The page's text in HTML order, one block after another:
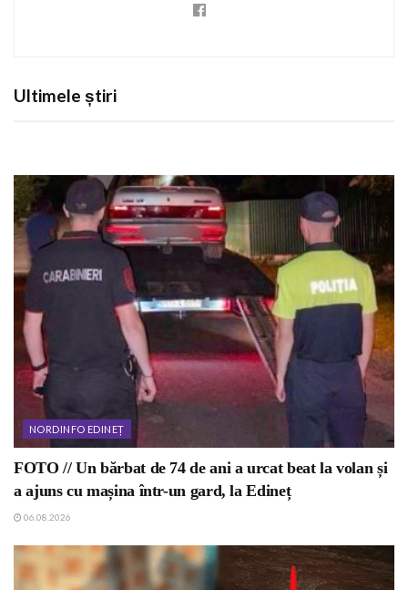
Ultimele știri
NORDINFO EDINEȚ
FOTO // Un bărbat de 74 de ani a urcat beat la volan și
a ajuns cu mașina într-un gard, la Edineț
06.08.2026